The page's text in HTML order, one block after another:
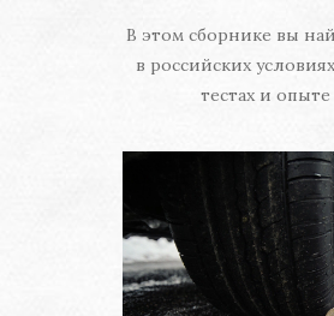
В этом сборнике вы
в российских
тестах и